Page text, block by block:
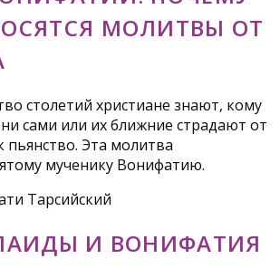
МОЛИТВЫ ОТ
столетий христиане знают, кому
сами или их ближние страдают от
пьянство. Эта молитва
мученику Вонифатию.
И ВОНИФАТИЯ